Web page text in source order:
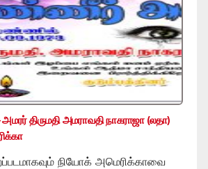
திருமதி அமராவதி நாகராஜா (லதா)
நியோக் அமெரிக்காவை